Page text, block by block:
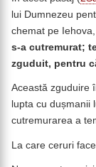
lui Dumnezeu
chemat pe
s-a cutremurat;
zguduit, pentru
Această zguduire
lupta cu dușmanii
cutremurarea a
La care ceruri